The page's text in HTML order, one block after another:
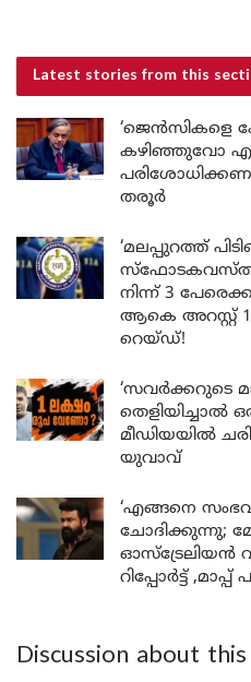
Latest stories from this
‘ജെൻസികളെ
കഴിഞ്ഞുവോ
തരൂർ
‘മലപ്പുറത്ത്
സ്ഫോടകവസ്തു
നിന്ന് 3
ആകെ അറസ്റ്റ്
റെയ്ഡ്!
‘സവർക്കറുടെ
തെളിയിച്ചാൽ
മീഡിയയിൽ
യുവാവ്
‘എങ്ങനെ
ചോദിക്കുന്നു;
ഓസ്ട്രേലിയൻ
റിപ്പോർട്ട്
Discussion about